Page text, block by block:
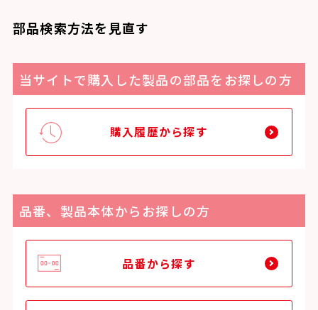
部品検索方法を見直す
当サイトで購入した製品の部品をお探しの方
購入履歴から探す
品番、製品本体からお探しの方
品番から探す